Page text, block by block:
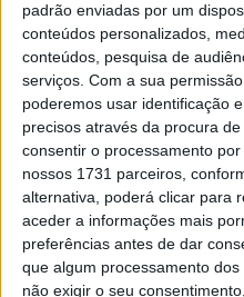
padrão enviadas por um
conteúdos personalizados,
conteúdos, pesquisa de
serviços. Com a sua
poderemos usar identificação
precisos através da procura
consentir o processamento
nossos 1731 parceiros,
alternativa, poderá clicar para
aceder a informações mais
preferências antes de dar
que algum processamento
não exigir o seu
Quanto às sessões de
povo que conto’ um
resultou de um entrevistas
principalmente as mais
que durou um ano e foi
Aldeia Cultural, em 2018.
Haverá ainda oficinas de
de bilro, oficinas de provas
música, apresentações de